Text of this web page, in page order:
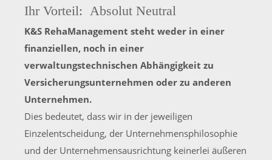
Ihr Vorteil: Absolut Neutral
K&S RehaManagement steht weder in einer
finanziellen, noch in einer
verwaltungstechnischen Abhängigkeit zu
Versicherungsunternehmen oder zu anderen
Unternehmen.
Dies bedeutet, dass wir in der jeweiligen
Einzelentscheidung, der Unternehmensphilosophie
und der Unternehmensausrichtung keinerlei äußeren